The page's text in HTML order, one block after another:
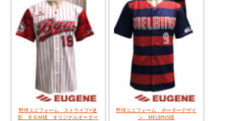
野球ユニフォーム ストライプ×迷
彩 ＢＧＭ様 オリジナルオーダー
野球ユニフォーム ボーダーデザイ
ン MELBINS様